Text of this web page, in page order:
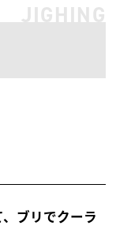
JIGHING
ブリでクーラ